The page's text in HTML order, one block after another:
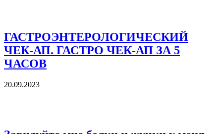
ГАСТРОЭНТЕРОЛОГИЧЕСКИЙ
ЧЕК-АП. ГАСТРО ЧЕК-АП ЗА 5
ЧАСОВ
20.09.2023